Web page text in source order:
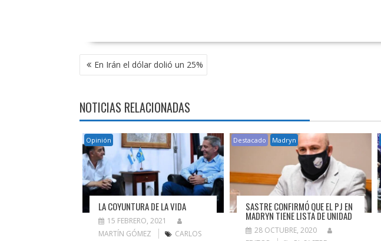
NAVEGACIÓN
DE En Irán el dólar dolió un 25%
NOTICIAS RELACIONADAS
Opinión
LA COYUNTURA DE LA VIDA
15 FEBRERO, 2021
MARTÍN GÓMEZ
CARLOS
Destacado Madryn
SASTRE CONFIRMÓ QUE EL PJ EN
MADRYN TIENE LISTA DE UNIDAD
28 OCTUBRE, 2020